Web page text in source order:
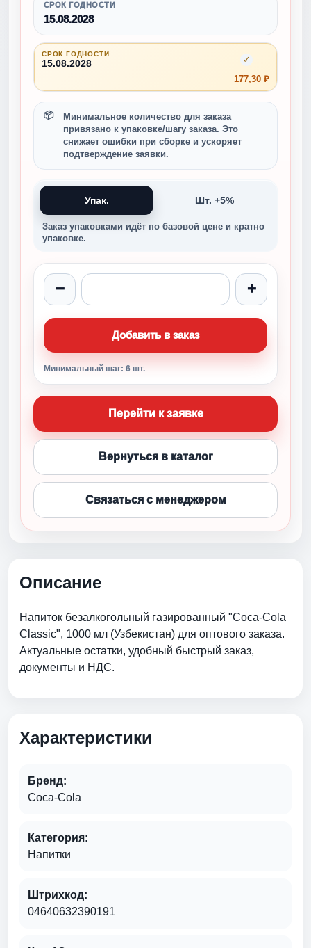
СРОК ГОДНОСТИ
15.08.2028
СРОК ГОДНОСТИ
15.08.2028
177,30 ₽
✓
Минимальное количество для заказа
привязано к упаковке/шагу заказа. Это
снижает ошибки при сборке и ускоряет
подтверждение заявки.
Упак. Шт. +5%
Заказ упаковками идёт по базовой цене и кратно
упаковке.
− +
Добавить в заказ
Минимальный шаг: 6 шт.
Перейти к заявке
Вернуться в каталог
Связаться с менеджером
Описание
Напиток безалкогольный газированный "Соса-Соla
Classic", 1000 мл (Узбекистан) для оптового заказа.
Актуальные остатки, удобный быстрый заказ,
документы и НДС.
Характеристики
Бренд:
Соса-Соla
Категория:
Напитки
Штрихкод:
04640632390191